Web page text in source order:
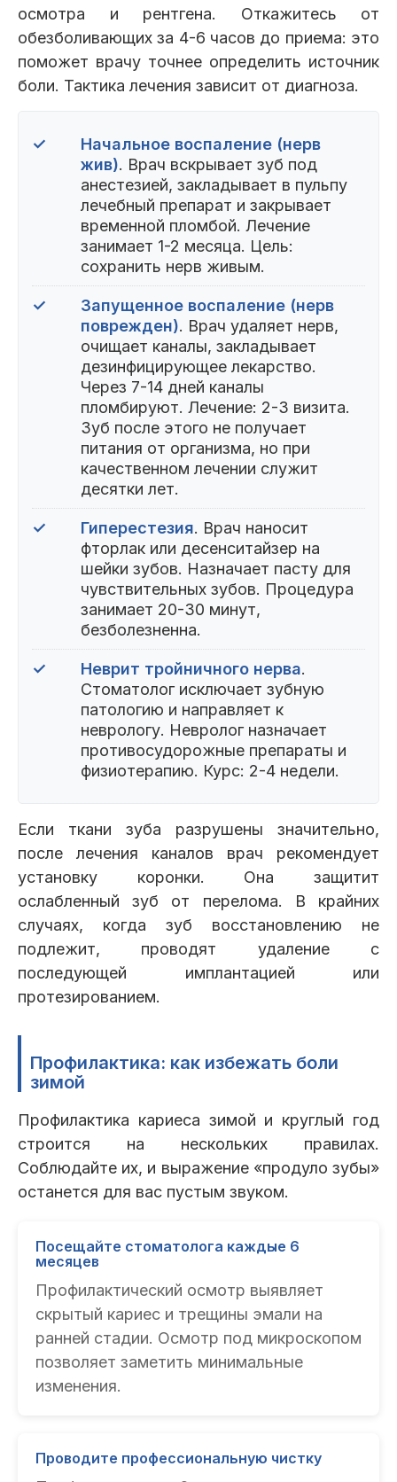
осмотра и рентгена. Откажитесь от
обезболивающих за 4-6 часов до приема: это
поможет врачу точнее определить источник
боли. Тактика лечения зависит от диагноза.
✓
Начальное воспаление (нерв
жив). Врач вскрывает зуб под
анестезией, закладывает в пульпу
лечебный препарат и закрывает
временной пломбой. Лечение
занимает 1-2 месяца. Цель:
сохранить нерв живым.
✓
Запущенное воспаление (нерв
поврежден). Врач удаляет нерв,
очищает каналы, закладывает
дезинфицирующее лекарство.
Через 7-14 дней каналы
пломбируют. Лечение: 2-3 визита.
Зуб после этого не получает
питания от организма, но при
качественном лечении служит
десятки лет.
✓ Гиперестезия. Врач наносит
фторлак или десенситайзер на
шейки зубов. Назначает пасту для
чувствительных зубов. Процедура
занимает 20-30 минут,
безболезненна.
✓ Неврит тройничного нерва.
Стоматолог исключает зубную
патологию и направляет к
неврологу. Невролог назначает
противосудорожные препараты и
физиотерапию. Курс: 2-4 недели.
Если ткани зуба разрушены значительно,
после лечения каналов врач рекомендует
установку коронки. Она защитит
ослабленный зуб от перелома. В крайних
случаях, когда зуб восстановлению не
подлежит, проводят удаление с
последующей имплантацией или
протезированием.
Профилактика: как избежать боли
зимой
Профилактика кариеса зимой и круглый год
строится на нескольких правилах.
Соблюдайте их, и выражение «продуло зубы»
останется для вас пустым звуком.
Посещайте стоматолога каждые 6
месяцев
Профилактический осмотр выявляет
скрытый кариес и трещины эмали на
ранней стадии. Осмотр под микроскопом
позволяет заметить минимальные
изменения.
Проводите профессиональную чистку